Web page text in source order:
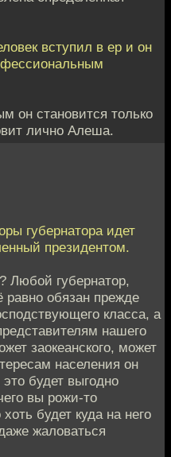
вступил в ер и он
он становится только
лично Алеша.
губернатора идет
президентом.
Любой губернатор,
обязан прежде
класса, а
нашего
заокеанского, может
населения он
будет выгодно
вы рожи-то
будет куда на него
жаловаться